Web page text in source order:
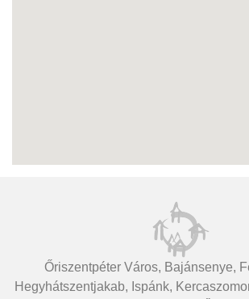
Őriszentpéter Város, Bajánsenye,
Hegyhátszentjakab, Ispánk,